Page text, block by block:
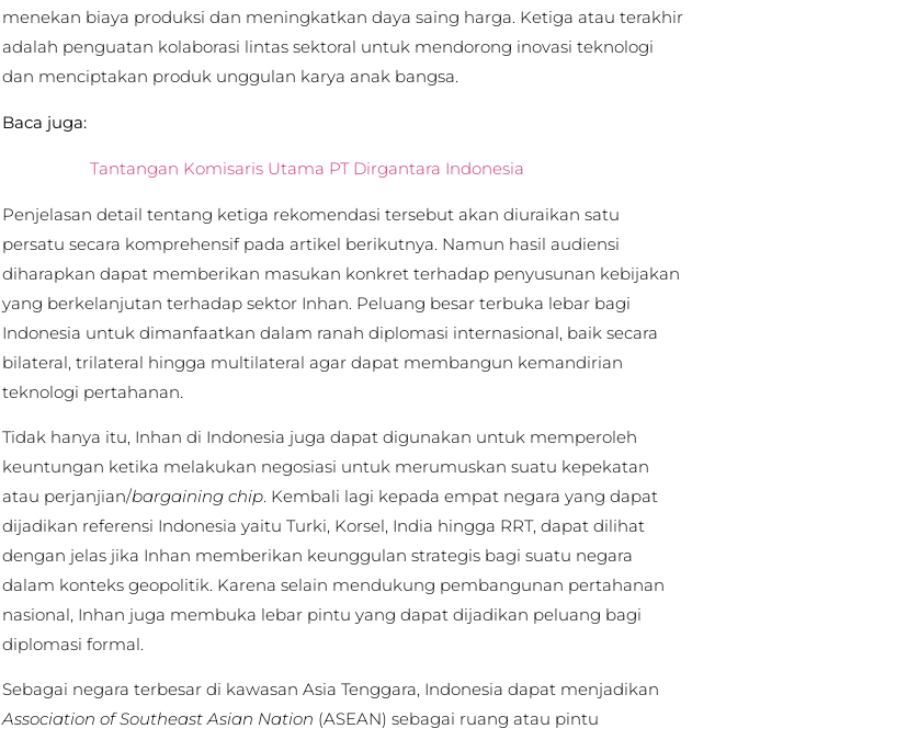
menekan biaya produksi dan meningkatkan daya saing harga. Ketiga atau terakhir
adalah penguatan kolaborasi lintas sektoral untuk mendorong inovasi teknologi
dan menciptakan produk unggulan karya anak bangsa.
Baca juga:
Tantangan Komisaris Utama PT Dirgantara Indonesia
Penjelasan detail tentang ketiga rekomendasi tersebut akan diuraikan satu
persatu secara komprehensif pada artikel berikutnya. Namun hasil audiensi
diharapkan dapat memberikan masukan konkret terhadap penyusunan kebijakan
yang berkelanjutan terhadap sektor Inhan. Peluang besar terbuka lebar bagi
Indonesia untuk dimanfaatkan dalam ranah diplomasi internasional, baik secara
bilateral, trilateral hingga multilateral agar dapat membangun kemandirian
teknologi pertahanan.
Tidak hanya itu, Inhan di Indonesia juga dapat digunakan untuk memperoleh
keuntungan ketika melakukan negosiasi untuk merumuskan suatu kepekatan
atau perjanjian/bargaining chip. Kembali lagi kepada empat negara yang dapat
dijadikan referensi Indonesia yaitu Turki, Korsel, India hingga RRT, dapat dilihat
dengan jelas jika Inhan memberikan keunggulan strategis bagi suatu negara
dalam konteks geopolitik. Karena selain mendukung pembangunan pertahanan
nasional, Inhan juga membuka lebar pintu yang dapat dijadikan peluang bagi
diplomasi formal.
Sebagai negara terbesar di kawasan Asia Tenggara, Indonesia dapat menjadikan
Association of Southeast Asian Nation (ASEAN) sebagai ruang atau pintu